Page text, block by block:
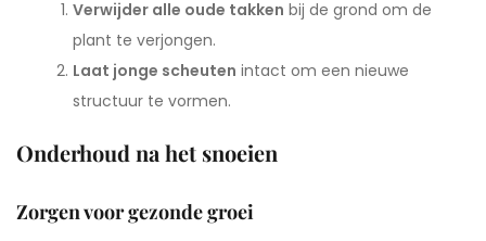
Verwijder alle oude takken bij de grond om de
plant te verjongen.
Laat jonge scheuten intact om een nieuwe
structuur te vormen.
Onderhoud na het snoeien
Zorgen voor gezonde groei